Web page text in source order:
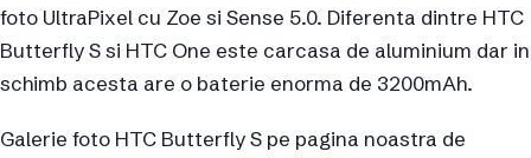
foto UltraPixel cu Zoe si Sense 5.0. Diferenta dintre HTC
Butterfly S si HTC One este carcasa de aluminium dar in
schimb acesta are o baterie enorma de 3200mAh.
Galerie foto HTC Butterfly S pe pagina noastra de